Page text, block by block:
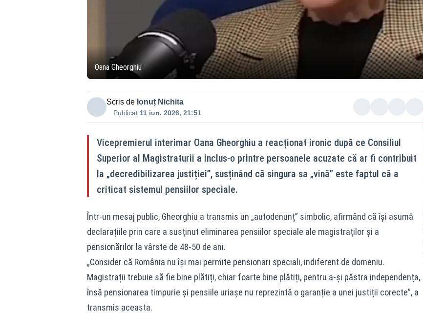
Oana Gheorghiu
Scris de Ionuț Nichita
Publicat:11 iun. 2026, 21:51
Vicepremierul interimar Oana Gheorghiu a reacționat ironic după ce Consiliul
Superior al Magistraturii a inclus-o printre persoanele acuzate că ar fi contribuit
la „decredibilizarea justiției”, susținând că singura sa „vină” este faptul că a
criticat sistemul pensiilor speciale.
Într-un mesaj public, Gheorghiu a transmis un „autodenunț” simbolic, afirmând că își asumă
declarațiile prin care a susținut eliminarea pensiilor speciale ale magistraților și a
pensionărilor la vârste de 48-50 de ani.
„Consider că România nu își mai permite pensionari speciali, indiferent de domeniu.
Magistrații trebuie să fie bine plătiți, chiar foarte bine plătiți, pentru a-și păstra independența,
însă pensionarea timpurie și pensiile uriașe nu reprezintă o garanție a unei justiții corecte”, a
transmis aceasta.